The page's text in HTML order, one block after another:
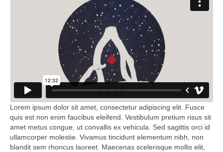
Lorem ipsum dolor sit amet, consectetur adipiscing elit. Fusce
quis est non enim faucibus eleifend. Vestibulum pretium risus sit
amet metus congue, ut convallis ex vehicula. Sed sagittis orci id
ullamcorper molestie. Vivamus tincidunt elementum nibh, non
blandit sem rhoncus laoreet. Maecenas scelerisque mollis elit,